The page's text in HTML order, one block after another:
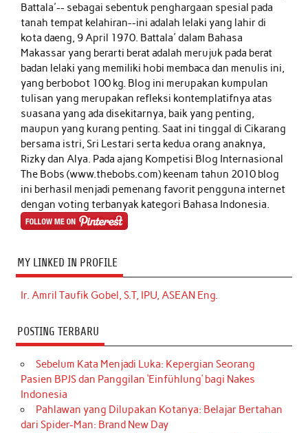
Battala'-- sebagai sebentuk penghargaan spesial pada
tanah tempat kelahiran--ini adalah lelaki yang lahir di
kota daeng, 9 April 1970. Battala' dalam Bahasa
Makassar yang berarti berat adalah merujuk pada berat
badan lelaki yang memiliki hobi membaca dan menulis ini,
yang berbobot 100 kg. Blog ini merupakan kumpulan
tulisan yang merupakan refleksi kontemplatifnya atas
suasana yang ada disekitarnya, baik yang penting,
maupun yang kurang penting. Saat ini tinggal di Cikarang
bersama istri, Sri Lestari serta kedua orang anaknya,
Rizky dan Alya. Pada ajang Kompetisi Blog Internasional
The Bobs (www.thebobs.com) keenam tahun 2010 blog
ini berhasil menjadi pemenang favorit pengguna internet
dengan voting terbanyak kategori Bahasa Indonesia.
MY LINKED IN PROFILE
Ir. Amril Taufik Gobel, S.T, IPU, ASEAN Eng.
POSTING TERBARU
Sebelum Kata Menjadi Luka: Kepergian Seorang
Pasien BPJS dan Panggilan ‘Einfühlung’ bagi Nakes
Indonesia
Pahlawan yang Dilupakan Kotanya: Belajar Bertahan
dari Spider-Man: Brand New Day